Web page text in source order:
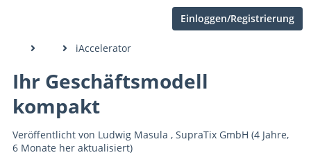
Einloggen/Registrierung
iAccelerator
Ihr Geschäftsmodell
kompakt
Veröffentlicht von Ludwig Masula , SupraTix GmbH (4 Jahre,
6 Monate her aktualisiert)